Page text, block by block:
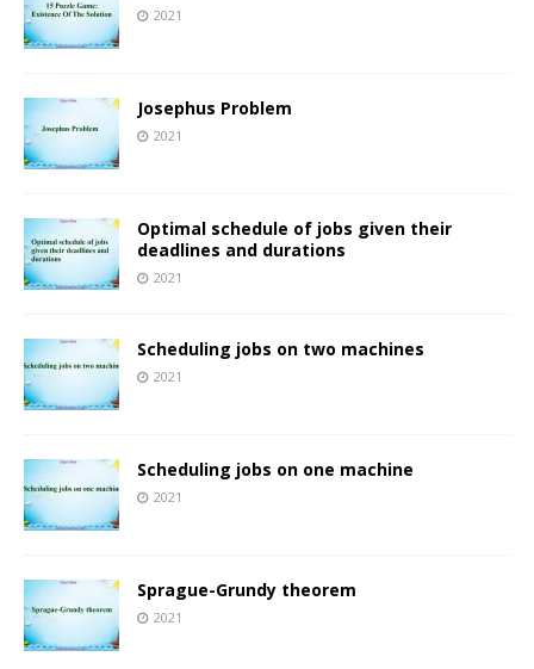
2021
Josephus Problem
2021
Optimal schedule of jobs given their
deadlines and durations
2021
Scheduling jobs on two machines
2021
Scheduling jobs on one machine
2021
Sprague-Grundy theorem
2021